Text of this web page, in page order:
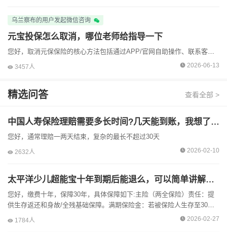
乌兰察布的用户发起微信咨询
元宝投保怎么取消，哪位老师给指导一下
‌您好，取消元保保险的核心方法包括通过APP/官网自助操作、联系客服协助、支付平台解绑自动扣费或线下柜台办理‌，具体步骤需根据保单类型和支付方式选择。‌‌取消步骤与自动扣费关闭‌APP...
3457人 2026-06-13
精选问答 查看全部 >
中国人寿保险理赔需要多长时间?几天能到账，我想了解清楚
您好，通常理赔一两天结束，复杂的最长不超过30天
2632人 2026-02-10
太平洋少儿超能宝十年到期后能退么，可以简单讲解一下吗?
您好，缴费十年，保障30年，‌具体保障如下:主险（两全保险）责任‌：提
供生存返还和身故/全残基础保障。‌‌‌‌满期保险金‌：若被保险人生存至30年
保险期间届满，保险公司给付‌已支付主险...
1784人 2026-02-27